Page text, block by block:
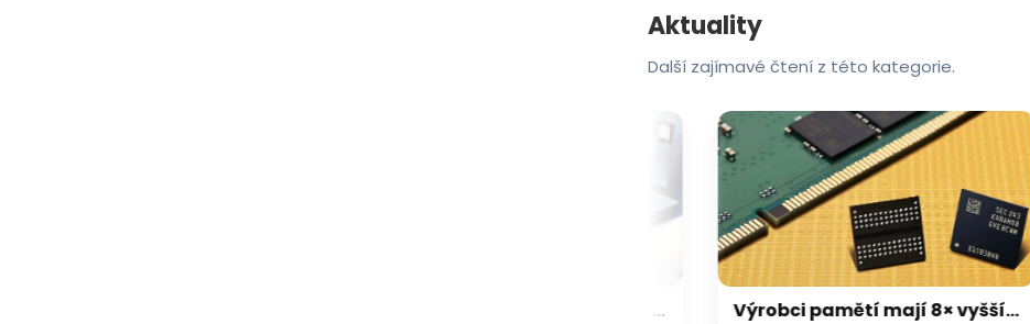
Aktuality
Další zajímavé čtení z této kategorie.
Výrobci pamětí mají 8× vyšší tržby než před rokem. Kdo má největší tržní podíl, a kolik trhu už zabrala Čína?